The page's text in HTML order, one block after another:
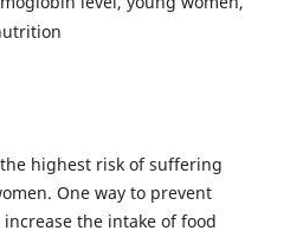
highest risk of suffering
One way to prevent
the intake of food